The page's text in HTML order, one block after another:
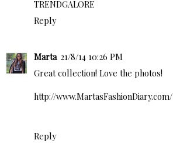
TRENDGALORE
Reply
Marta 21/8/14 10:26 PM
Great collection! Love the photos!
http://www.MartasFashionDiary.com/
Reply